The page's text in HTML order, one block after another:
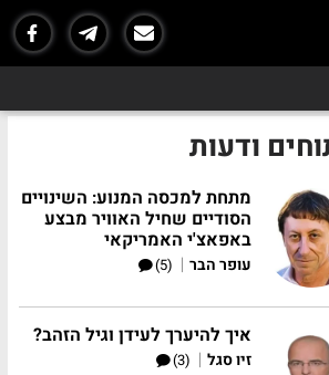
ודעות
מתחת למכסה המנוע: השינויים
הסודיים שחיל האוויר מבצע
באפאצ'י האמריקאי
עופר הבר |
(5)
איך להיערך לעידן וגיל הזהב?
זיו סגל |
(3)